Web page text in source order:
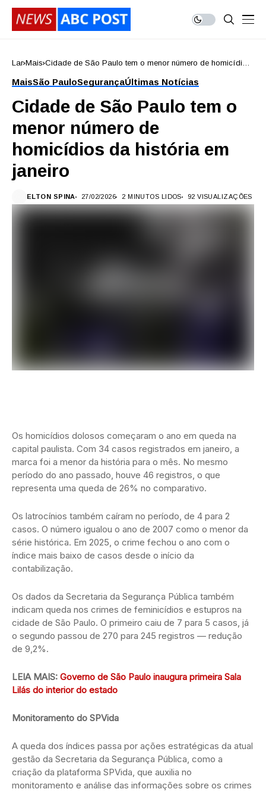
Lar Mais Cidade de São Paulo tem o menor número de homicídios
MaisSão PauloSegurançaÚltimas Notícias
Cidade de São Paulo tem o
menor número de
homicídios da história em
janeiro
ELTON SPINA 27/02/2026 2 MINUTOS LIDOS 92 VISUALIZAÇÕES
Os homicídios dolosos começaram o ano em queda na
capital paulista. Com 34 casos registrados em janeiro, a
marca foi a menor da história para o mês. No mesmo
período do ano passado, houve 46 registros, o que
representa uma queda de 26% no comparativo.
Os latrocínios também caíram no período, de 4 para 2
casos. O número igualou o ano de 2007 como o menor da
série histórica. Em 2025, o crime fechou o ano com o
índice mais baixo de casos desde o início da
contabilização.
Os dados da Secretaria da Segurança Pública também
indicam queda nos crimes de feminicídios e estupros na
cidade de São Paulo. O primeiro caiu de 7 para 5 casos, já
o segundo passou de 270 para 245 registros — redução
de 9,2%.
LEIA MAIS: Governo de São Paulo inaugura primeira Sala
Lilás do interior do estado
Monitoramento do SPVida
A queda dos índices passa por ações estratégicas da atual
gestão da Secretaria da Segurança Pública, como a
criação da plataforma SPVida, que auxilia no
monitoramento e análise das informações sobre os crimes